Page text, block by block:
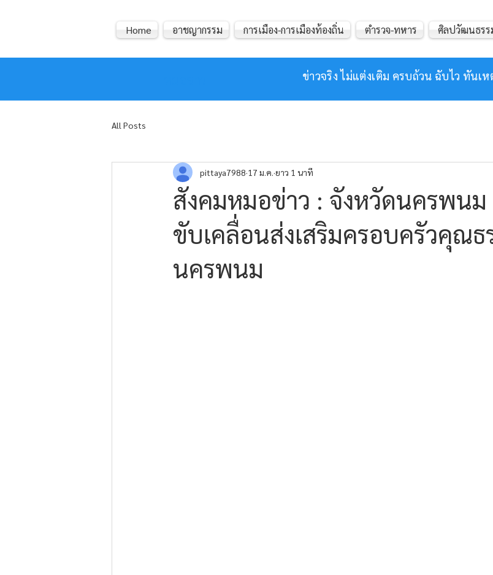
ข่าวจริง ไม่แต่งเติม ครบถ้วน ฉับไว ทันเ
Home อาชญากรรม การเมือง-การเมืองท้องถิ่น ตำรวจ-ทหาร ศิลปวัฒนธรร
All Posts
สังคมหมอข่าว : จังหวัดนครพนม
ขับเคลื่อนส่งเสริมครอบครัวคุณธ
นครพนม
pittaya7988 17 ม.ค. ยาว 1 นาที